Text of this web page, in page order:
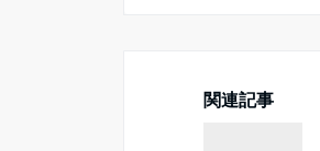
関連記事